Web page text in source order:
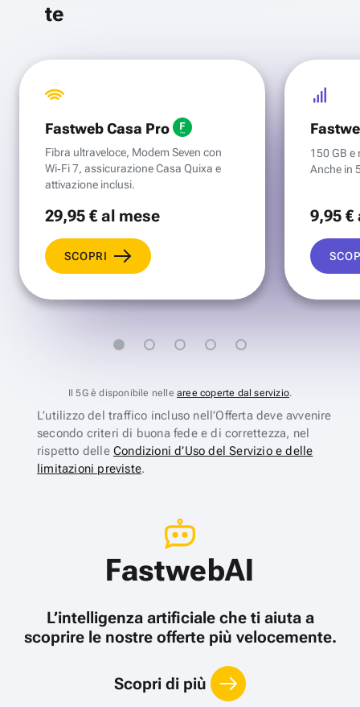
te
Fastweb Casa Pro
Fibra ultraveloce, Modem Seven con
Wi‑Fi 7, assicurazione Casa Quixa e
attivazione inclusi.
29,95 €al mese
SCOPRI
150 GB e
Anche in
9,95 €
Il 5G è disponibile nelle aree coperte dal servizio.
L’utilizzo del traffico incluso nell’Offerta deve avvenire
secondo criteri di buona fede e di correttezza, nel
rispetto delle Condizioni d’Uso del Servizio e delle
limitazioni previste.
FastwebAI
L’intelligenza artificiale che ti aiuta a
scoprire le nostre offerte più velocemente.
Scopri di più